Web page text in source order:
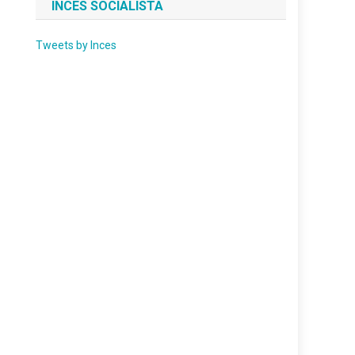
INCES SOCIALISTA
Tweets by Inces